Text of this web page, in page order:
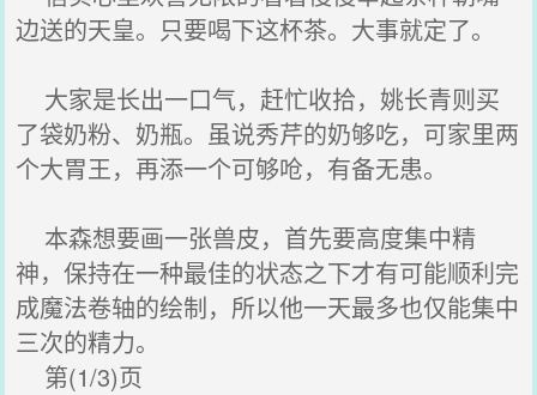
边送的天皇。只要喝下这杯茶。大事就定了。
大家是长出一口气，赶忙收拾，姚长青则买
了袋奶粉、奶瓶。虽说秀芹的奶够吃，可家里两
个大胃王，再添一个可够呛，有备无患。
本森想要画一张兽皮，首先要高度集中精
神，保持在一种最佳的状态之下才有可能顺利完
成魔法卷轴的绘制，所以他一天最多也仅能集中
三次的精力。
第(1/3)页